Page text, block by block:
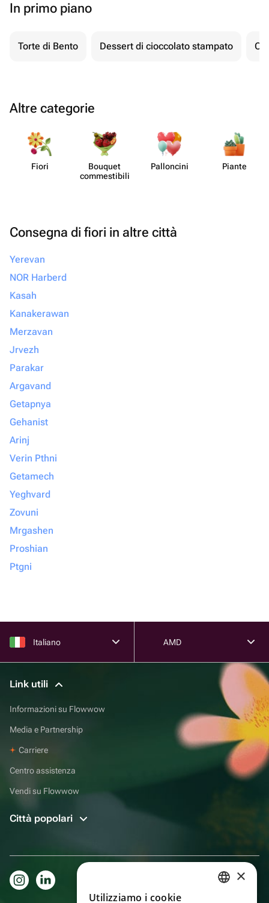
In primo piano
Torte di Bento Dessert di cioccolato stampato
Altre categorie
Fiori
Bouquet
commes​tibili
Pall​oncini Piante
Consegna di fiori in altre città
Yerevan
NOR Harberd
Kasah
Kanakerawan
Merzavan
Jrvezh
Parakar
Argavand
Getapnya
Gehanist
Arinj
Verin Pthni
Getamech
Yeghvard
Zovuni
Mrgashen
Proshian
Ptgni
Italiano AMD
Link utili
Informazioni su Flowwow
Media e Partnership
Carriere
Centro assistenza
Vendi su Flowwow
Città popolari
×
Utilizziamo i cookie